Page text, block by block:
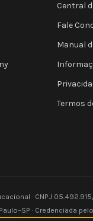
Central
Fale
Manual
Termos
· CNPJ
· Credenciada